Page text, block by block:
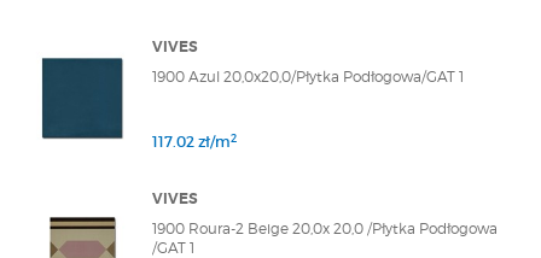
VIVES
1900 Azul 20,0x20,0/Płytka Podłogowa/GAT 1
117.02 zł/m2
VIVES
1900 Roura-2 Beige 20,0x 20,0 /Płytka Podłogowa
/GAT 1